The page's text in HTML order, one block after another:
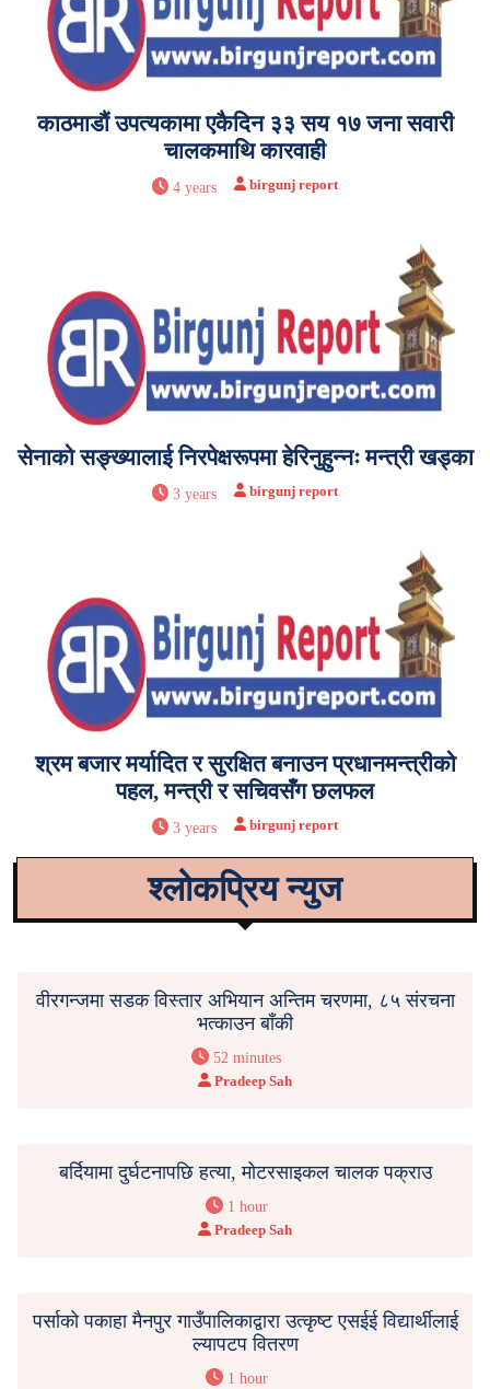
काठमाडौं उपत्यकामा एकैदिन ३३ सय १७ जना सवारी
चालकमाथि कारवाही
4 years birgunj report
सेनाको सङ्ख्यालाई निरपेक्षरूपमा हेरिनुहुन्नः मन्त्री खड्का
3 years birgunj report
श्रम बजार मर्यादित र सुरक्षित बनाउन प्रधानमन्त्रीको
पहल, मन्त्री र सचिवसँग छलफल
3 years birgunj report
श्लोकप्रिय न्युज
वीरगन्जमा सडक विस्तार अभियान अन्तिम चरणमा, ८५ संरचना
भत्काउन बाँकी
52 minutes
Pradeep Sah
बर्दियामा दुर्घटनापछि हत्या, मोटरसाइकल चालक पक्राउ
1 hour
Pradeep Sah
पर्साको पकाहा मैनपुर गाउँपालिकाद्वारा उत्कृष्ट एसईई विद्यार्थीलाई
ल्यापटप वितरण
1 hour